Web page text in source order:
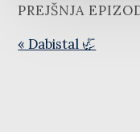
PREJŠNJA
« Dabistal 🦏